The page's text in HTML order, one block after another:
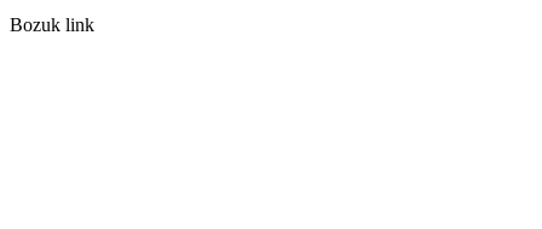
Bozuk link